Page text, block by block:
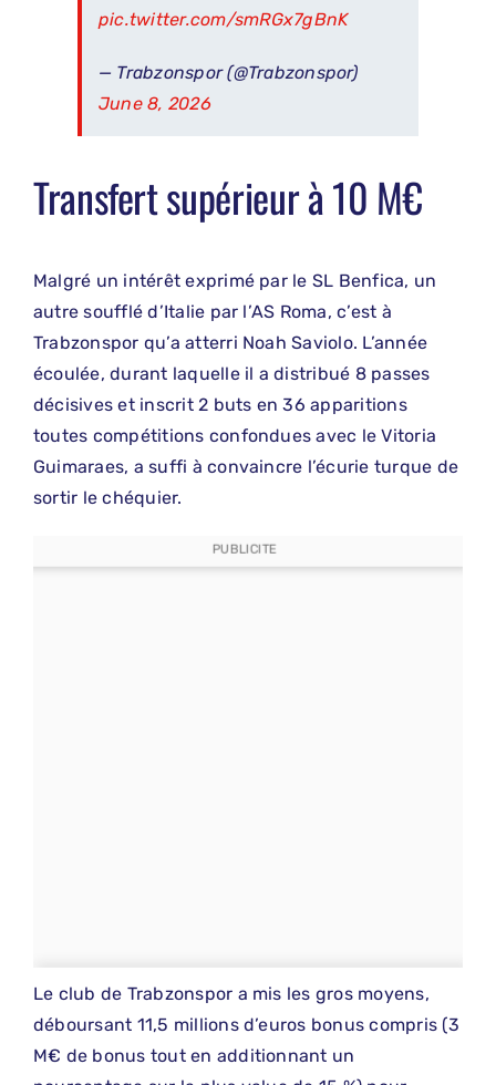
pic.twitter.com/smRGx7gBnK
— Trabzonspor (@Trabzonspor)
June 8, 2026
Transfert supérieur à 10 M€
Malgré un intérêt exprimé par le SL Benfica, un
autre soufflé d’Italie par l’AS Roma, c’est à
Trabzonspor qu’a atterri Noah Saviolo. L’année
écoulée, durant laquelle il a distribué 8 passes
décisives et inscrit 2 buts en 36 apparitions
toutes compétitions confondues avec le Vitoria
Guimaraes, a suffi à convaincre l’écurie turque de
sortir le chéquier.
PUBLICITE
Le club de Trabzonspor a mis les gros moyens,
déboursant 11,5 millions d’euros bonus compris (3
M€ de bonus tout en additionnant un